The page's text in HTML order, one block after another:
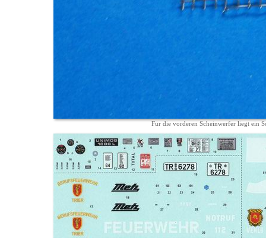
Für die vorderen Scheinwerfer liegt ein